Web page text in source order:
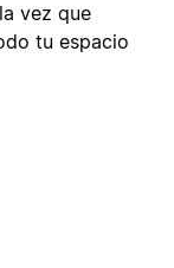
vez que
tu espacio